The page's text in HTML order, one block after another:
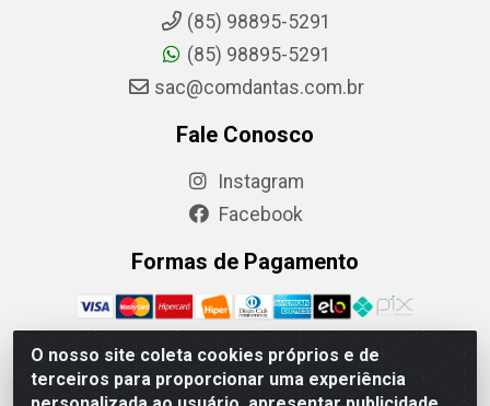
O nosso site coleta cookies próprios e de
terceiros para proporcionar uma experiência
(85) 98895-5291
(85) 98895-5291
sac@comdantas.com.br
Fale Conosco
Instagram
Facebook
Formas de Pagamento
Rafael & Dantas LTDA - Rua Floriano Peixoto, 137- Centro,